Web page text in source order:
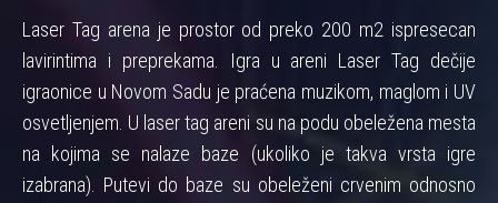
Laser Tag arena je prostor od preko 200 m2 ispresecan
lavirintima i preprekama. Igra u areni Laser Tag dečije
igraonice u Novom Sadu je praćena muzikom, maglom i UV
osvetljenjem. U laser tag areni su na podu obeležena mesta
na kojima se nalaze baze (ukoliko je takva vrsta igre
izabrana). Putevi do baze su obeleženi crvenim odnosno